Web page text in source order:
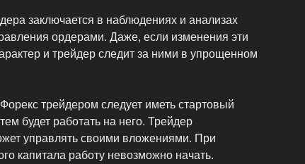
заключается в наблюдениях и анализах
ордерами. Даже, если изменения эти
и трейдер следит за ними в упрощенном
трейдером следует иметь стартовый
будет работать на него. Трейдер
управлять своими вложениями. При
капитала работу невозможно начать.